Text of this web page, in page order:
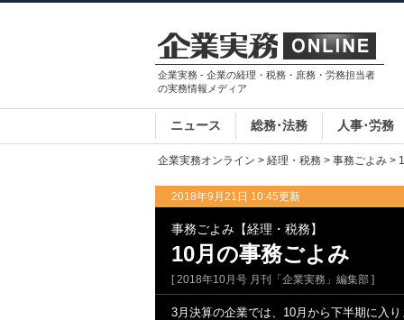
企業実務 - 企業の経理・税務・庶務・労務担当者
の実務情報メディア
ニュース 総務･法務 人事･労務
企業実務オンライン > 経理・税務 > 事務ごよみ >
2018年9月21日 10:45更新
事務ごよみ【経理・税務】
10月の事務ごよみ
[ 2018年10月号 月刊「企業実務」編集部 ]
3月決算の企業では、10月から下半期に入